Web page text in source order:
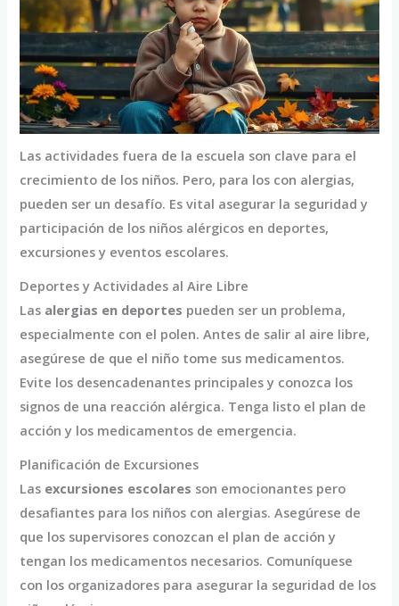
Las actividades fuera de la escuela son clave para el
crecimiento de los niños. Pero, para los con alergias,
pueden ser un desafío. Es vital asegurar la seguridad y
participación de los niños alérgicos en deportes,
excursiones y eventos escolares.
Deportes y Actividades al Aire Libre
Las alergias en deportes pueden ser un problema,
especialmente con el polen. Antes de salir al aire libre,
asegúrese de que el niño tome sus medicamentos.
Evite los desencadenantes principales y conozca los
signos de una reacción alérgica. Tenga listo el plan de
acción y los medicamentos de emergencia.
Planificación de Excursiones
Las excursiones escolares son emocionantes pero
desafiantes para los niños con alergias. Asegúrese de
que los supervisores conozcan el plan de acción y
tengan los medicamentos necesarios. Comuníquese
con los organizadores para asegurar la seguridad de los